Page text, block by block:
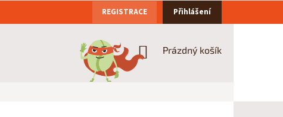
REGISTRACE Přihlášení
NÁKUPNÍ
Prázdný košík